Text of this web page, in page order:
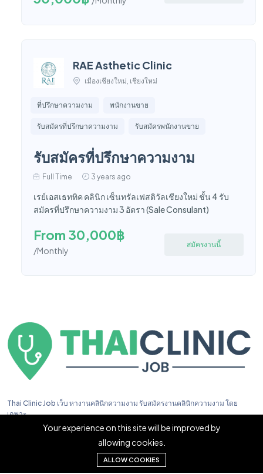
RAE Asthetic Clinic
เมืองเชียงใหม่, เชียงใหม่
ที่ปรึกษาความงาม พนักงานขาย
รับสมัครที่ปรึกษาความงาม รับสมัครพนักงานขาย
รับสมัครที่ปรึกษาความงาม
Full Time 3 years ago
เรย์เอสเธททิค คลินิก เซ็นทรัลเฟสติวัลเชียงใหม่ ชั้น 4 รับ
สมัครที่ปรึกษาความงาม 3 อัตรา (Sale Consulant)
From 30,000฿
/Monthly
สมัครงานนี้
Thai Clinic Job เว็บ หางานคลินิกความงาม รับสมัครงานคลินิกความงาม โดย
เฉพาะ
Your experience on this site will be improved by
allowing cookies.
ALLOW COOKIES